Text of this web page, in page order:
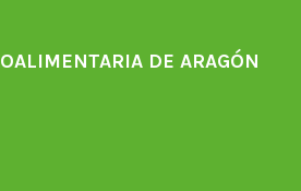
DE ARAGÓN